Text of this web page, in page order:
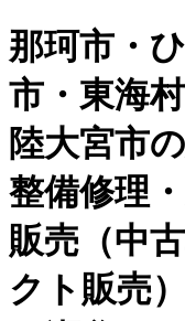
那珂市・
市・東海
陸大宮市
整備修理
販売（中
クト販売